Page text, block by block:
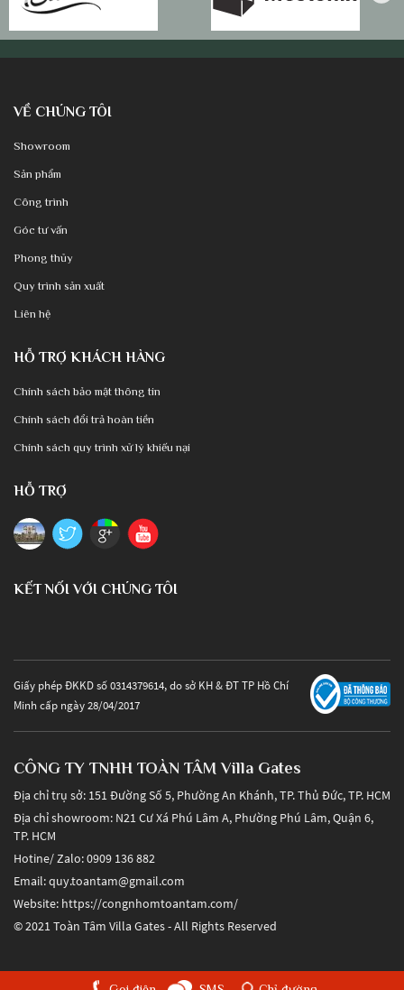
VỀ CHÚNG TÔI
Showroom
Sản phẩm
Công trình
Góc tư vấn
Phong thủy
Quy trình sản xuất
Liên hệ
HỖ TRỢ KHÁCH HÀNG
Chính sách bảo mật thông tin
Chính sách đổi trả hoàn tiền
Chính sách quy trình xử lý khiếu nại
HỖ TRỢ
KẾT NỐI VỚI CHÚNG TÔI
Giấy phép ĐKKD số 0314379614, do sở KH & ĐT TP Hồ Chí
Minh cấp ngày 28/04/2017
CÔNG TY TNHH TOÀN TÂM Villa Gates
Địa chỉ trụ sở: 151 Đường Số 5, Phường An Khánh, TP. Thủ Đức, TP. HCM
Địa chỉ showroom: N21 Cư Xá Phú Lâm A, Phường Phú Lâm, Quận 6,
TP. HCM
Hotine/ Zalo: 0909 136 882
Email: quy.toantam@gmail.com
Website: https://congnhomtoantam.com/
© 2021 Toàn Tâm Villa Gates - All Rights Reserved